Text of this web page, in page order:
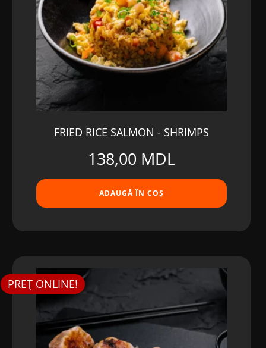
FRIED RICE SALMON - SHRIMPS
138,00 MDL
ADAUGĂ ÎN COȘ
PREȚ ONLINE!